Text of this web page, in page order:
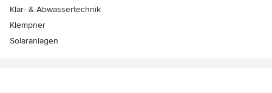
Klär- & Abwassertechnik
Klempner
Solaranlagen